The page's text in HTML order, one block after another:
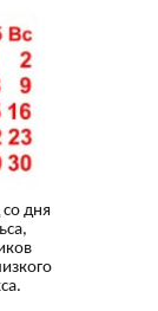
со дня